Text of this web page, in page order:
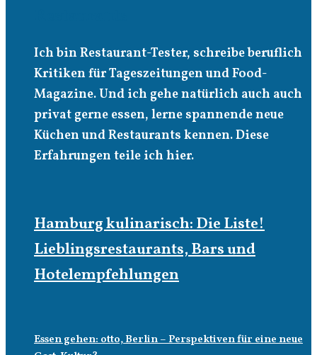
Ich bin Restaurant-Tester, schreibe beruflich
Kritiken für Tageszeitungen und Food-
Magazine. Und ich gehe natürlich auch auch
privat gerne essen, lerne spannende neue
Küchen und Restaurants kennen. Diese
Erfahrungen teile ich hier.
Hamburg kulinarisch: Die Liste!
Lieblingsrestaurants, Bars und
Hotelempfehlungen
Essen gehen: otto, Berlin – Perspektiven für eine neue